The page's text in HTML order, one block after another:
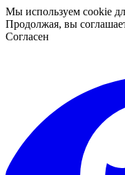
Мы используем cookie
Продолжая, вы
Согласен